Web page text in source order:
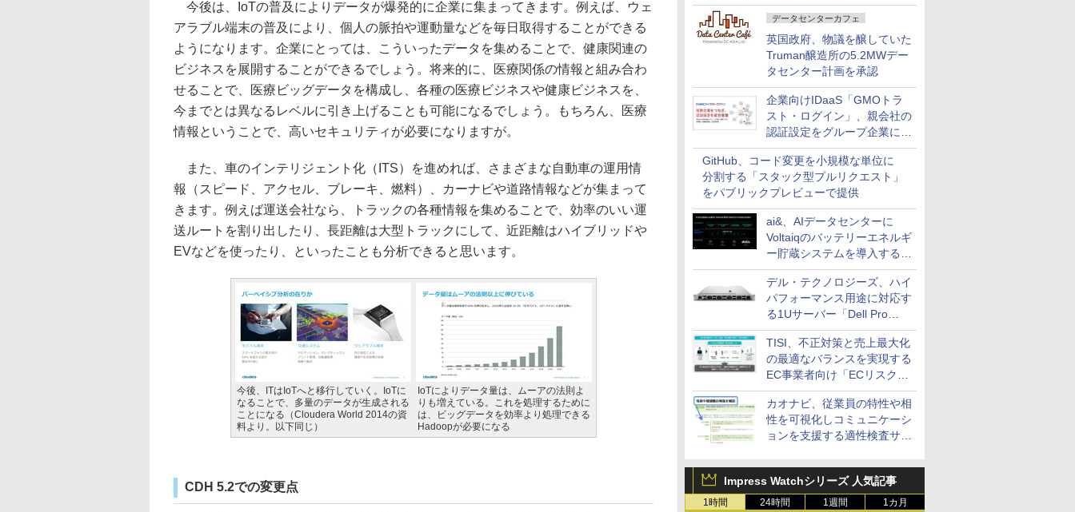
データセンターカフェ
英国政府、物議を醸していた
Truman醸造所の5.2MWデー
タセンター計画を承認
企業向けIDaaS「GMOトラ
スト・ログイン」、親会社の
認証設定をグループ企業に展
開できる新機能を提供
GitHub、コード変更を小規模な単位に
分割する「スタック型プルリクエスト」
をパブリックプレビューで提供
ai&、AIデータセンターに
Voltaiqのバッテリーエネルギ
ー貯蔵システムを導入する計
画を発表
デル・テクノロジーズ、ハイ
パフォーマンス用途に対応す
る1Uサーバー「Dell Pro
Precision 7 R1ラック」を発
売
TISI、不正対策と売上最大化
の最適なバランスを実現する
EC事業者向け「ECリスク対
策設計・運用支援サービス」
カオナビ、従業員の特性や相
性を可視化しコミュニケーシ
ョンを支援する適性検査サー
Impress Watchシリーズ 人気記事
1時間 24時間 1週間 1カ月
今後は、IoTの普及によりデータが爆発的に企業に集まってきます。例えば、ウェ
アラブル端末の普及により、個人の脈拍や運動量などを毎日取得することができる
ようになります。企業にとっては、こういったデータを集めることで、健康関連の
ビジネスを展開することができるでしょう。将来的に、医療関係の情報と組み合わ
せることで、医療ビッグデータを構成し、各種の医療ビジネスや健康ビジネスを、
今までとは異なるレベルに引き上げることも可能になるでしょう。もちろん、医療
情報ということで、高いセキュリティが必要になりますが。
また、車のインテリジェント化（ITS）を進めれば、さまざまな自動車の運用情
報（スピード、アクセル、ブレーキ、燃料）、カーナビや道路情報などが集まって
きます。例えば運送会社なら、トラックの各種情報を集めることで、効率のいい運
送ルートを割り出したり、長距離は大型トラックにして、近距離はハイブリッドや
EVなどを使ったり、といったことも分析できると思います。
今後、ITはIoTへと移行していく。IoTに
なることで、多量のデータが生成される
ことになる（Cloudera World 2014の資
料より。以下同じ）
IoTによりデータ量は、ムーアの法則よ
りも増えている。これを処理するために
は、ビッグデータを効率より処理できる
Hadoopが必要になる
CDH 5.2での変更点